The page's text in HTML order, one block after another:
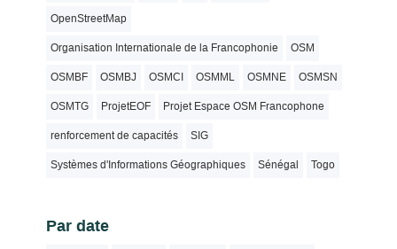
OpenStreetMap
Organisation Internationale de la Francophonie OSM
OSMBF OSMBJ OSMCI OSMML OSMNE OSMSN
OSMTG ProjetEOF Projet Espace OSM Francophone
renforcement de capacités SIG
Systèmes d'Informations Géographiques Sénégal Togo
Par date